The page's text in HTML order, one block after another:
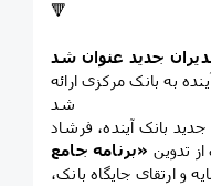
🔻
جدید عنوان شد
به بانک مرکزی ارائه
شد
جدید بانک آینده، فرشاد
تدوین «برنامه جامع
و ارتقای جایگاه بانک،